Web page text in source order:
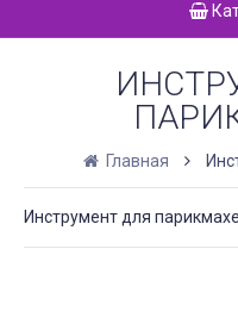
Главная
Инструмент для